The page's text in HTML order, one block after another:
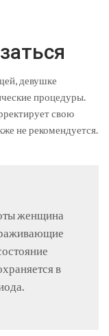
девушке
процедуры.
свою
не рекомендуется.
женщина
в